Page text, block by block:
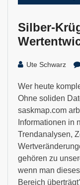
Silber-
Ute Schwarz
Wer heute
Ohne soliden
saskmap.com
Informationen in
Trendanalysen,
gehören zu
wenn man
Bereich